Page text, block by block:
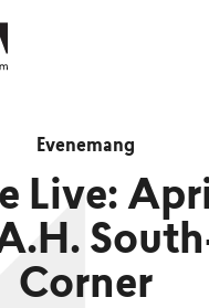
Evenemang
Live:
Corner